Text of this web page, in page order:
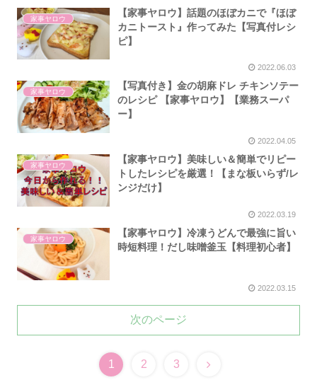
家事ヤロウ
【家事ヤロウ】話題のほぼカニで『ほぼ
カニトースト』作ってみた【写真付レシ
ピ】
2022.06.03
家事ヤロウ
【写真付き】金の胡麻ドレ チキンソテー
のレシピ 【家事ヤロウ】【業務スーパ
ー】
2022.04.05
家事ヤロウ
【家事ヤロウ】美味しい＆簡単でリピー
トしたレシピを厳選！【まな板いらず/レ
ンジだけ】
2022.03.19
家事ヤロウ
【家事ヤロウ】冷凍うどんで最強に旨い
時短料理！だし味噌釜玉【料理初心者】
2022.03.15
次のページ
1 2 3